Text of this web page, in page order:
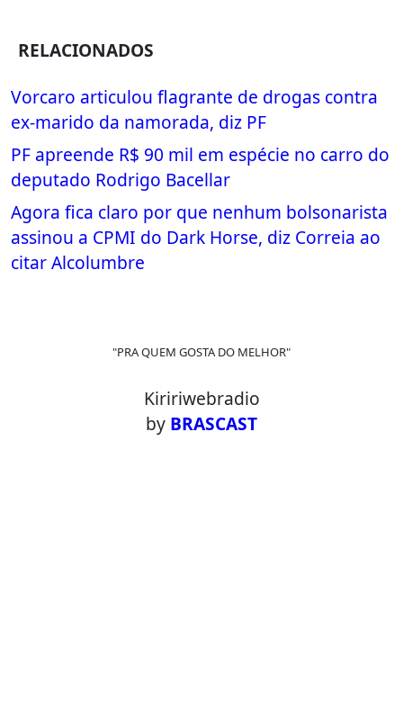
RELACIONADOS
Vorcaro articulou flagrante de drogas contra
ex-marido da namorada, diz PF
PF apreende R$ 90 mil em espécie no carro do
deputado Rodrigo Bacellar
Agora fica claro por que nenhum bolsonarista
assinou a CPMI do Dark Horse, diz Correia ao
citar Alcolumbre
"PRA QUEM GOSTA DO MELHOR"
Kiririwebradio
by BRASCAST